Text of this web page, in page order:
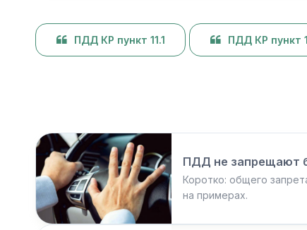
ПДД КР пункт 11.1 ПДД КР пункт
ПДД не запрещают
Коротко: общего
на примерах.